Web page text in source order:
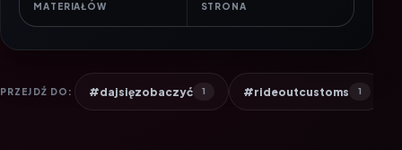
MATERIAŁÓW STRONA
PRZEJDŹ DO: #dajsięzobaczyć 1 #rideoutcustoms 1